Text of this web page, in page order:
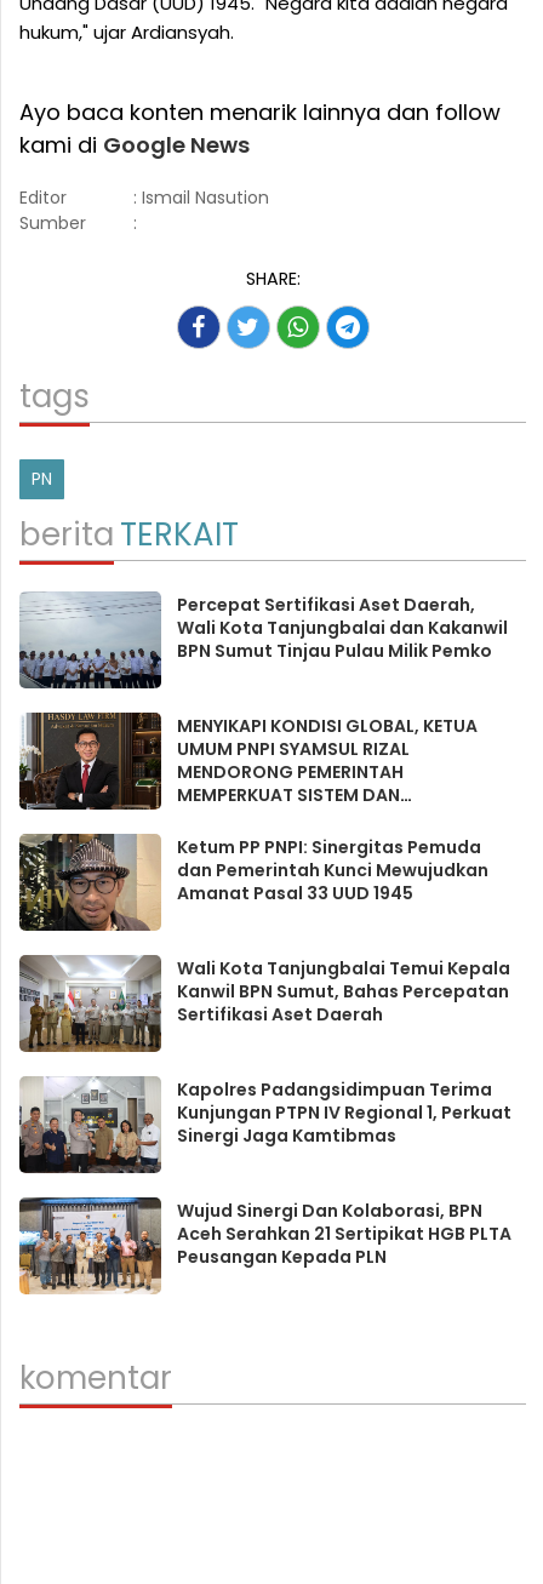
hukum," ujar Ardiansyah.
Ayo baca konten menarik lainnya dan follow
kami di Google News
Editor
: Ismail Nasution
Sumber
:
SHARE:
tags
PN
beritaTERKAIT
Percepat Sertifikasi Aset Daerah,
Wali Kota Tanjungbalai dan Kakanwil
BPN Sumut Tinjau Pulau Milik Pemko
MENYIKAPI KONDISI GLOBAL, KETUA
UMUM PNPI SYAMSUL RIZAL
MENDORONG PEMERINTAH
MEMPERKUAT SISTEM DAN
Ketum PP PNPI: Sinergitas Pemuda
dan Pemerintah Kunci Mewujudkan
Amanat Pasal 33 UUD 1945
Wali Kota Tanjungbalai Temui Kepala
Kanwil BPN Sumut, Bahas Percepatan
Sertifikasi Aset Daerah
Kapolres Padangsidimpuan Terima
Kunjungan PTPN IV Regional 1, Perkuat
Sinergi Jaga Kamtibmas
Wujud Sinergi Dan Kolaborasi, BPN
Aceh Serahkan 21 Sertipikat HGB PLTA
Peusangan Kepada PLN
komentar